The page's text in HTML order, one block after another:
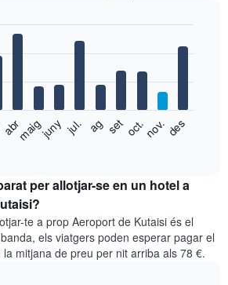
abrmaigjuny jul. ag setoct.nov.des
per allotjar-se en un hotel a
te a prop Aeroport de Kutaisi és el
els viatgers poden esperar pagar el
mitjana de preu per nit arriba als 78 €.